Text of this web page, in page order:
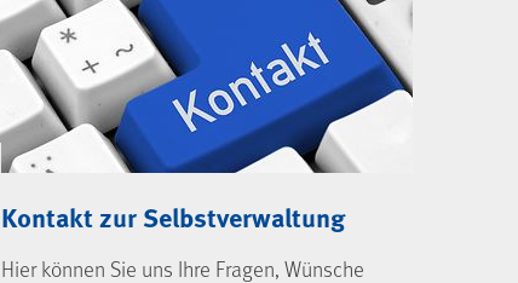
Kontakt zur Selbstverwaltung
Hier können Sie uns Ihre Fragen, Wünsche